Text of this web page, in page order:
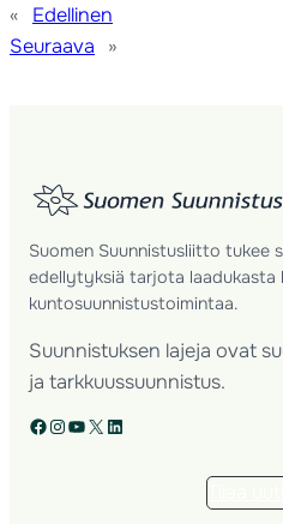
«
Edellinen
Seuraava
»
Suomen Suunnistusliitto tukee
edellytyksiä tarjota laadukasta
kuntosuunnistustoimintaa.
Suunnistuksen lajeja ovat
ja tarkkuussuunnistus.
Facebook Instagram YouTube X LinkedIn